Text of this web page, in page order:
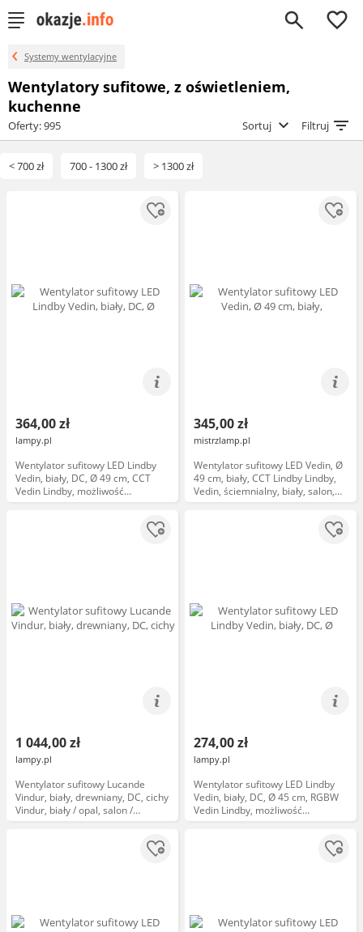
0
Systemy wentylacyjne
Wentylatory sufitowe, z oświetleniem,
kuchenne
Oferty: 995 Sortuj Filtruj
< 700 zł 700 - 1300 zł > 1300 zł
364,00 zł
lampy.pl
Wentylator sufitowy LED Lindby
Vedin, biały, DC, Ø 49 cm, CCT
Vedin Lindby, możliwość
ściemniania, biały / opal, salon /
345,00 zł
mistrzlamp.pl
Wentylator sufitowy LED Vedin, Ø
49 cm, biały, CCT Lindby Lindby,
Vedin, ściemnialny, biały, salon,
tworzywo sztuczne, nowoczesny
1 044,00 zł
lampy.pl
Wentylator sufitowy Lucande
Vindur, biały, drewniany, DC, cichy
Vindur, biały / opal, salon /
jadalnia, metal, nowoczesny
274,00 zł
lampy.pl
Wentylator sufitowy LED Lindby
Vedin, biały, DC, Ø 45 cm, RGBW
Vedin Lindby, możliwość
ściemniania, biały / opal, salon /